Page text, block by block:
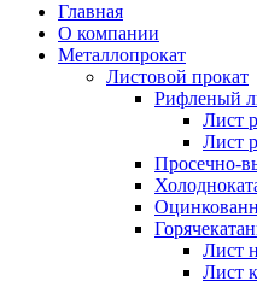
Главная
О компании
Металлопрокат
Листовой прокат
Рифленый
Лист
Лист
Просечно-
Лист
Лист